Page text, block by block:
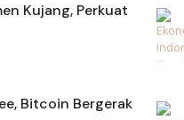
Kujang, Perkuat
Bitcoin Bergerak